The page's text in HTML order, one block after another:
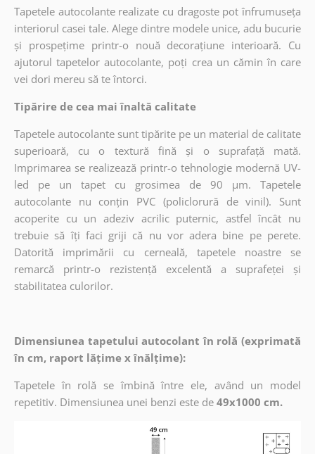
Tapetele autocolante realizate cu dragoste pot înfrumuseța
interiorul casei tale. Alege dintre modele unice, adu bucurie
și prospețime printr-o nouă decorațiune interioară. Cu
ajutorul tapetelor autocolante, poți crea un cămin în care
vei dori mereu să te întorci.
Tipărire de cea mai înaltă calitate
Tapetele autocolante sunt tipărite pe un material de calitate
superioară, cu o textură fină și o suprafață mată.
Imprimarea se realizează printr-o tehnologie modernă UV-
led pe un tapet cu grosimea de 90 µm. Tapetele
autocolante nu conțin PVC (policlorură de vinil). Sunt
acoperite cu un adeziv acrilic puternic, astfel încât nu
trebuie să îți faci griji că nu vor adera bine pe perete.
Datorită imprimării cu cerneală, tapetele noastre se
remarcă printr-o rezistență excelentă a suprafeței și
stabilitatea culorilor.
Dimensiunea tapetului autocolant în rolă (exprimată
în cm, raport lățime x înălțime):
Tapetele în rolă se îmbină între ele, având un model
repetitiv. Dimensiunea unei benzi este de 49x1000 cm.